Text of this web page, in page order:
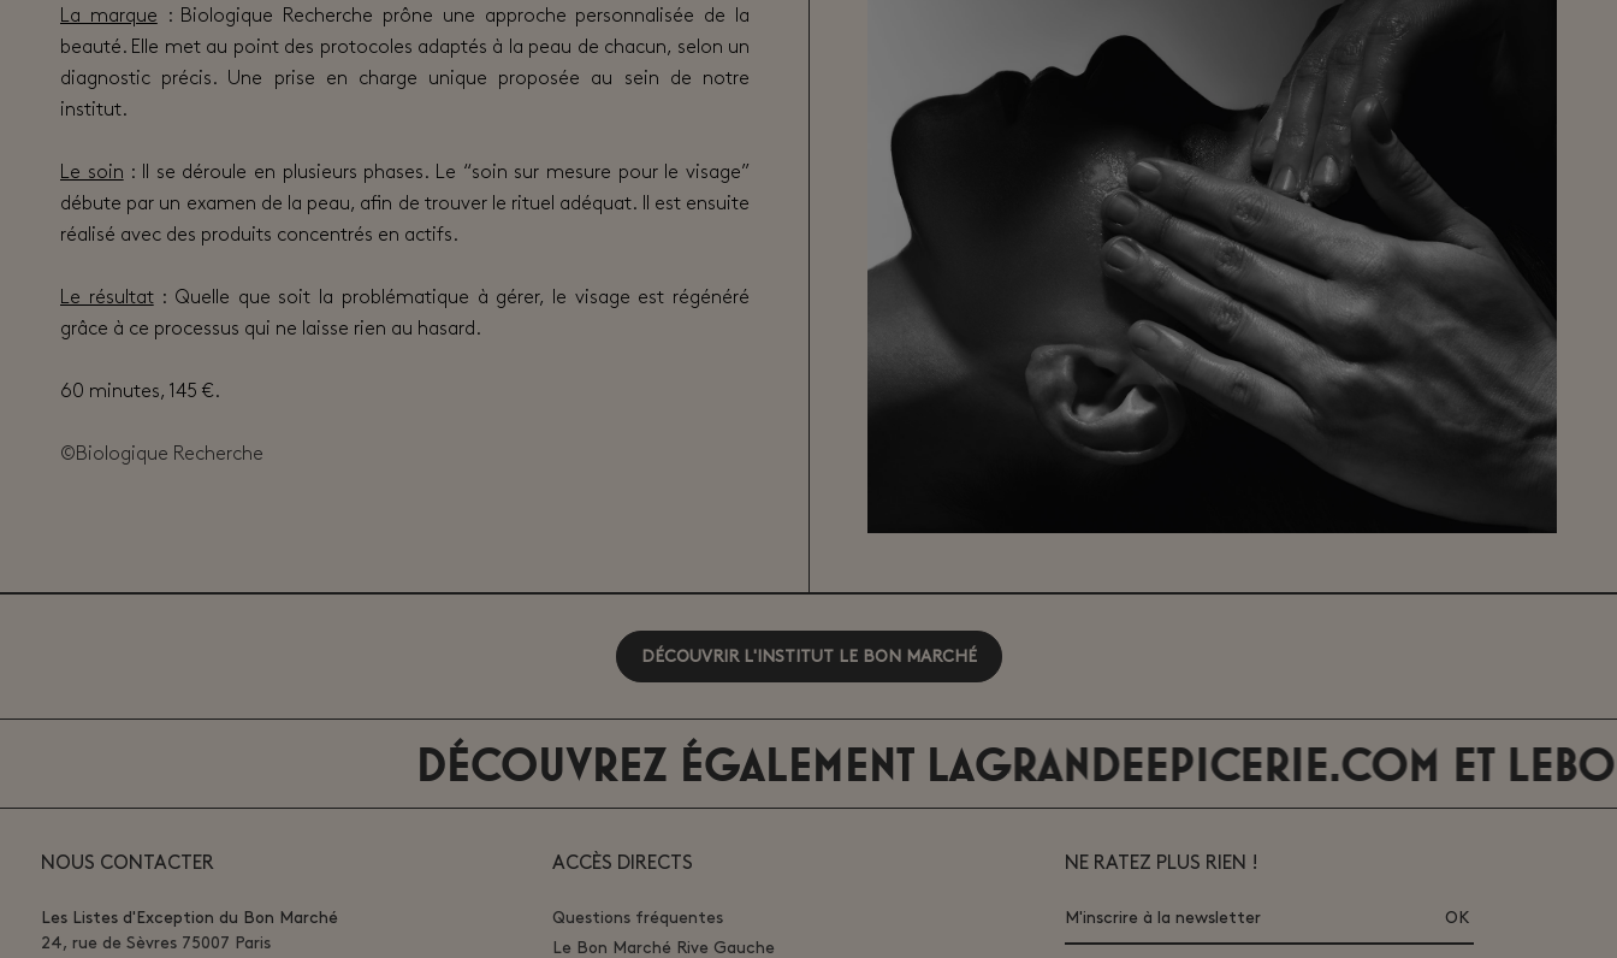
La marque : Biologique Recherche prône une approche personnalisée de la
beauté. Elle met au point des protocoles adaptés à la peau de chacun, selon un
diagnostic précis. Une prise en charge unique proposée au sein de notre
institut.
Le soin : Il se déroule en plusieurs phases. Le “soin sur mesure pour le visage”
débute par un examen de la peau, afin de trouver le rituel adéquat. Il est ensuite
réalisé avec des produits concentrés en actifs.
Le résultat: Quelle que soit la problématique à gérer, le visage est régénéré
grâce à ce processus qui ne laisse rien au hasard.
60 minutes, 145 €.
©Biologique Recherche
DÉCOUVRIR L'INSTITUT LE BON MARCHÉ
DÉCOUVREZ ÉGALEMENTLAGRANDEEPICERIE.COMET
NOUS CONTACTER
Les Listes d'Exception du Bon Marché
24, rue de Sèvres 75007 Paris
ACCÈS DIRECTS
Questions fréquentes
Le Bon Marché Rive Gauche
NE RATEZ PLUS RIEN !
M'inscrire à la newsletter